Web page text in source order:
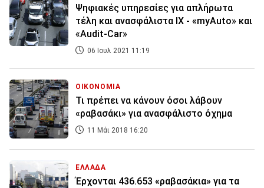
Ψηφιακές υπηρεσίες για απλήρωτα
τέλη και ανασφάλιστα ΙΧ - «myAuto» και
«Audit-Car»
06 Ιουλ 2021 11:19
ΟΙΚΟΝΟΜΙΑ
Τι πρέπει να κάνουν όσοι λάβουν
«ραβασάκι» για ανασφάλιστο όχημα
11 Μάι 2018 16:20
ΕΛΛΑΔΑ
Έρχονται 436.653 «ραβασάκια» για τα